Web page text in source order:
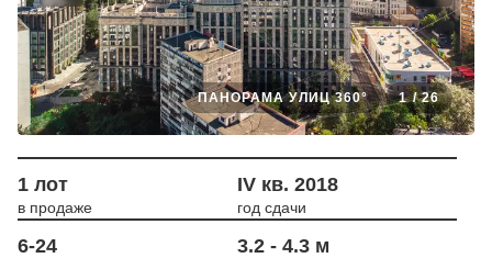
1/26
ПАНОРАМА УЛИЦ 360°
1 лот
в продаже
IV кв. 2018
год сдачи
6-24 3.2 - 4.3 м